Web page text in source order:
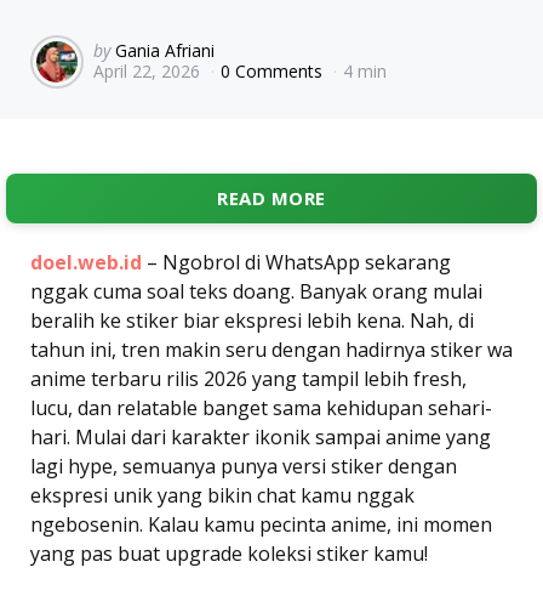
Posted
by
by Gania Afriani
April 22, 2026
0 Comments 4 min
READ MORE
doel.web.id – Ngobrol di WhatsApp sekarang
nggak cuma soal teks doang. Banyak orang mulai
beralih ke stiker biar ekspresi lebih kena. Nah, di
tahun ini, tren makin seru dengan hadirnya stiker wa
anime terbaru rilis 2026 yang tampil lebih fresh,
lucu, dan relatable banget sama kehidupan sehari-
hari. Mulai dari karakter ikonik sampai anime yang
lagi hype, semuanya punya versi stiker dengan
ekspresi unik yang bikin chat kamu nggak
ngebosenin. Kalau kamu pecinta anime, ini momen
yang pas buat upgrade koleksi stiker kamu!